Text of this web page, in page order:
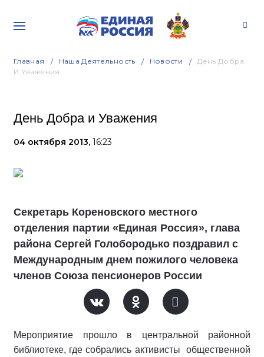
Главная Наша Деятельность Новости
День Добра
И Уважения
День Добра и Уважения
04 октября 2013, 16:23
Секретарь Кореновского местного
отделения партии «Единая Россия», глава
района Сергей Голобородько поздравил с
Международным днем пожилого человека
членов Союза пенсионеров России
Мероприятие прошло в центральной районной
библиотеке, где собрались активисты общественной